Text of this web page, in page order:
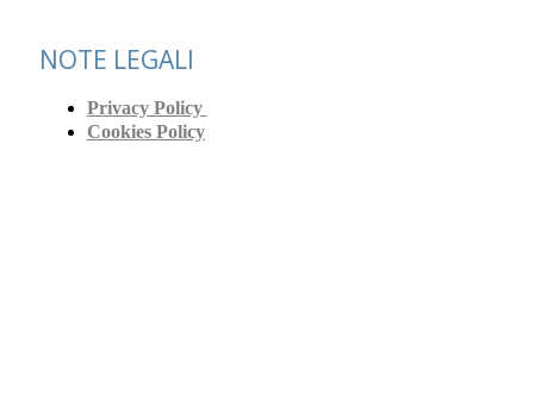
NOTE LEGALI
Privacy Policy
Cookies Policy